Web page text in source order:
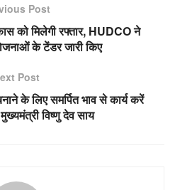
Post
को मिलेगी रफ्तार, HUDCO ने
के टेंडर जारी किए
Post
के लिए समर्पित भाव से कार्य करें
विष्णु देव साय